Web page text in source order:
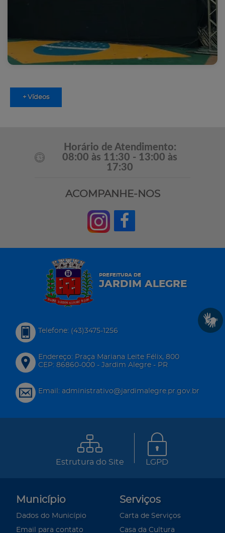
+ Vídeos
Horário de Atendimento:
08:00 às 11:30 - 13:00 às
17:30
ACOMPANHE-NOS
PREFEITURA DE
JARDIM ALEGRE
Telefone: (43)3475-1256
Endereço: Praça Mariana Leite Félix, 800
CEP: 86860-000 - Jardim Alegre - PR
Email: administrativo@jardimalegre.pr.gov.br
Estrutura do Site LGPD
Município
Dados do Município
Email para contato
Serviços
Carta de Serviços
Casa da Cultura